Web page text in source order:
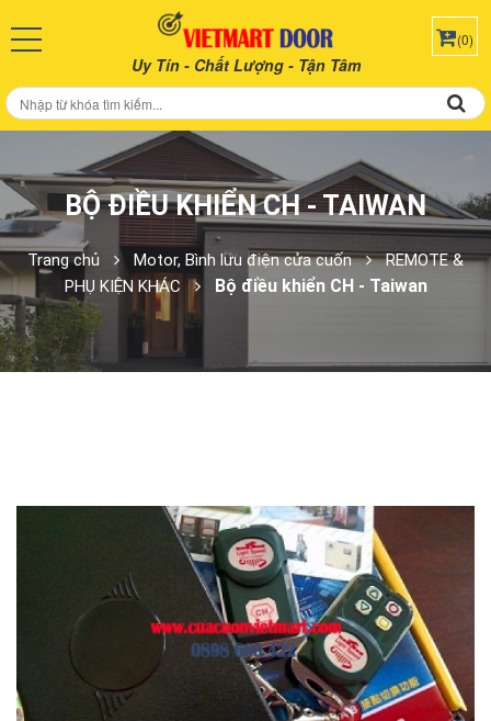
Uy Tín - Chất Lượng - Tận Tâm
(0)
BỘ ĐIỀU KHIỂN CH - TAIWAN
Trang chủ Motor, Bình lưu điện cửa cuốn
REMOTE &
PHỤ KIỆN KHÁC
Bộ điều khiển CH - Taiwan